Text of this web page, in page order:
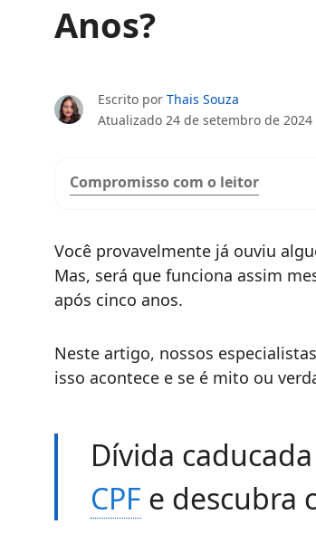
Anos?
Escrito por Thais Souza
Atualizado 24 de setembro de 2024
Compromisso com o leitor
Você provavelmente já ouviu
Mas, será que funciona assim
após cinco anos.
Neste artigo, nossos
isso acontece e se é mito ou
Dívida
CPF e descubra